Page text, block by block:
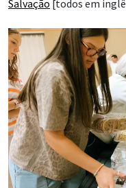
Salvação [todos em